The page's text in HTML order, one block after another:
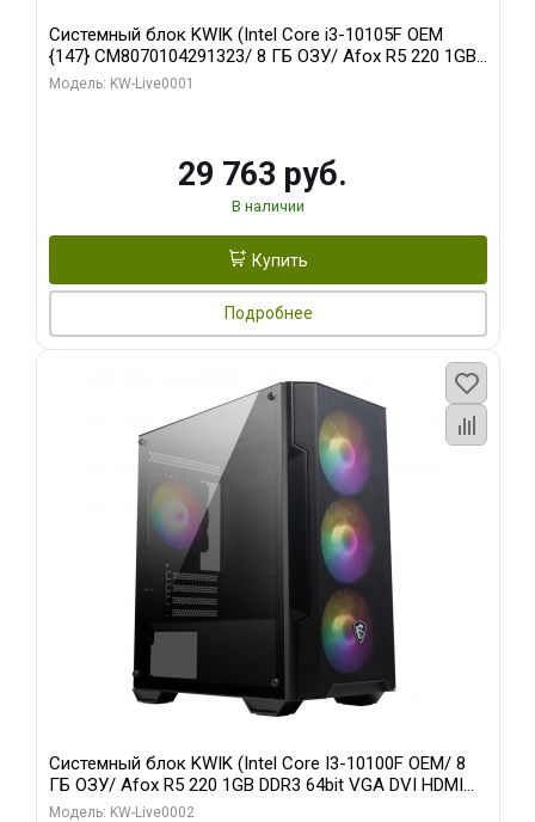
Системный блок KWIK (Intel Core i3-10105F OEM
{147} CM8070104291323/ 8 ГБ ОЗУ/ Afox R5 220 1GB
DDR3 64bit VGA DVI HDMI 1FAN LP RTL / 128 ГБ SSD)
Модель: KW-Live0001
29 763 руб.
В наличии
Купить
Подробнее
Системный блок KWIK (Intel Core I3-10100F OEM/ 8
ГБ ОЗУ/ Afox R5 220 1GB DDR3 64bit VGA DVI HDMI
1FAN LP RTL / 128 ГБ SSD)
Модель: KW-Live0002